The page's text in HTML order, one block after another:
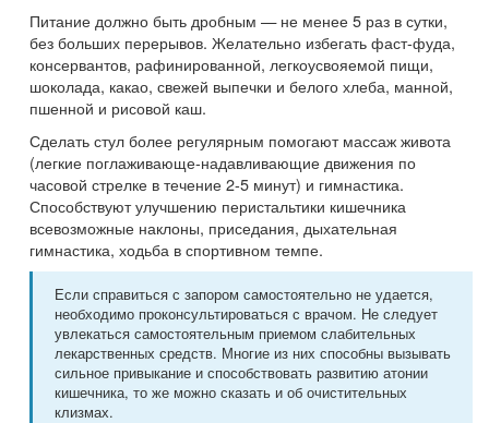
Питание должно быть дробным — не менее 5 раз в сутки,
без больших перерывов. Желательно избегать фаст-фуда,
консервантов, рафинированной, легкоусвояемой пищи,
шоколада, какао, свежей выпечки и белого хлеба, манной,
пшенной и рисовой каш.
Сделать стул более регулярным помогают массаж живота
(легкие поглаживающе-надавливающие движения по
часовой стрелке в течение 2-5 минут) и гимнастика.
Способствуют улучшению перистальтики кишечника
всевозможные наклоны, приседания, дыхательная
гимнастика, ходьба в спортивном темпе.
Если справиться с запором самостоятельно не удается,
необходимо проконсультироваться с врачом. Не следует
увлекаться самостоятельным приемом слабительных
лекарственных средств. Многие из них способны вызывать
сильное привыкание и способствовать развитию атонии
кишечника, то же можно сказать и об очистительных
клизмах.